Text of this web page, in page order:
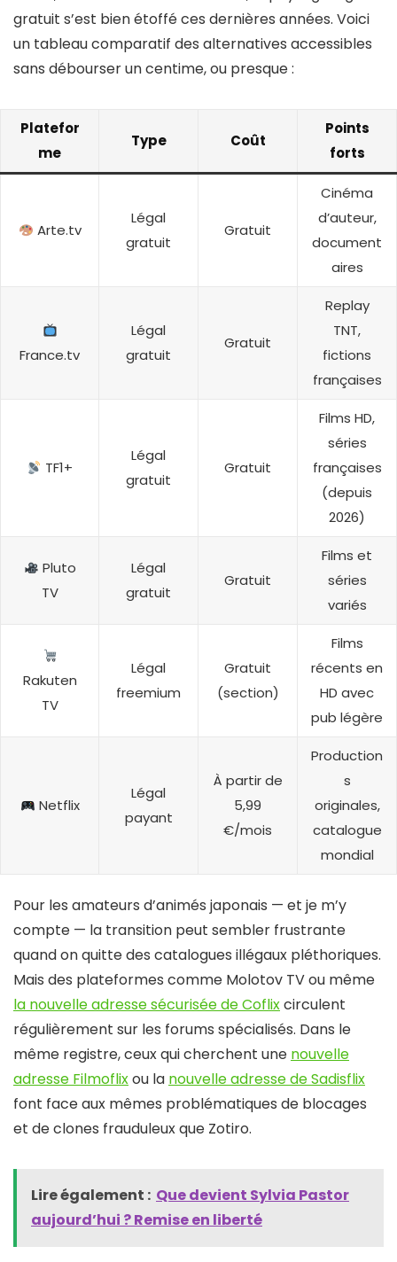
gratuit s’est bien étoffé ces dernières années. Voici
un tableau comparatif des alternatives accessibles
sans débourser un centime, ou presque :
Platefor
me
Type Coût
Points
forts
Arte.tv
Légal
gratuit
Gratuit
Cinéma
d’auteur,
document
aires
France.tv
Légal
gratuit
Gratuit
Replay
TNT,
fictions
françaises
TF1+
Légal
gratuit
Gratuit
Films HD,
séries
françaises
(depuis
2026)
Pluto
TV
Légal
gratuit
Gratuit
Films et
séries
variés
Rakuten
TV
Légal
freemium
Gratuit
(section)
Films
récents en
HD avec
pub légère
Netflix
Légal
payant
À partir de
5,99
€/mois
Production
s
originales,
catalogue
mondial
Pour les amateurs d’animés japonais — et je m’y
compte — la transition peut sembler frustrante
quand on quitte des catalogues illégaux pléthoriques.
Mais des plateformes comme Molotov TV ou même
la nouvelle adresse sécurisée de Coflixcirculent
régulièrement sur les forums spécialisés. Dans le
même registre, ceux qui cherchent une nouvelle
adresse Filmoflixou la nouvelle adresse de Sadisflix
font face aux mêmes problématiques de blocages
et de clones frauduleux que Zotiro.
Lire également : Que devient Sylvia Pastor
aujourd’hui ? Remise en liberté